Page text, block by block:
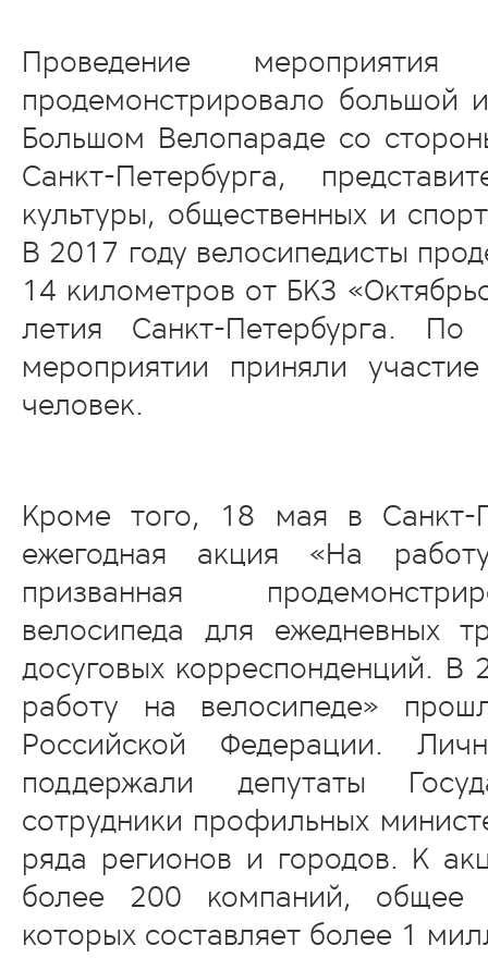
Проведение
продемонстрировало большой
Большом Велопараде со
Санкт-Петербурга,
культуры, общественных и
В 2017 году велосипедисты
14 километров от БКЗ
летия Санкт-Петербурга.
мероприятии приняли
человек.
Кроме того, 18 мая в Санкт-
ежегодная акция «На
призванная
велосипеда для ежедневных
досуговых корреспонденций. В
работу на велосипеде»
Российской Федерации.
поддержали депутаты
сотрудники профильных
ряда регионов и городов. К
более 200 компаний, общее
которых составляет более 1